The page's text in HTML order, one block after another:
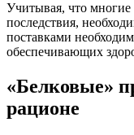
Учитывая, что
последствия,
поставками
обеспечивающих
«Белковые»
рационе